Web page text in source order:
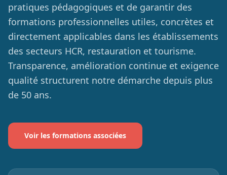
Nos
actualités
Votre
satisfaction
Notre
catalogue
Nos
Nos
newsletters
pratiques pédagogiques et de garantir des
formations professionnelles utiles, concrètes et
directement applicables dans les établissements
des secteurs HCR, restauration et tourisme.
Transparence, amélioration continue et exigence
qualité structurent notre démarche depuis plus
de 50 ans.
Voir les formations associées